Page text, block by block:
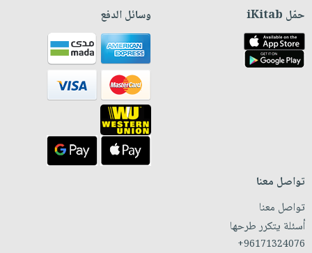
حمّل iKitab وسائل الدفع
تواصل معنا
تواصل معنا
أسئلة يتكرر طرحها
+96171324076